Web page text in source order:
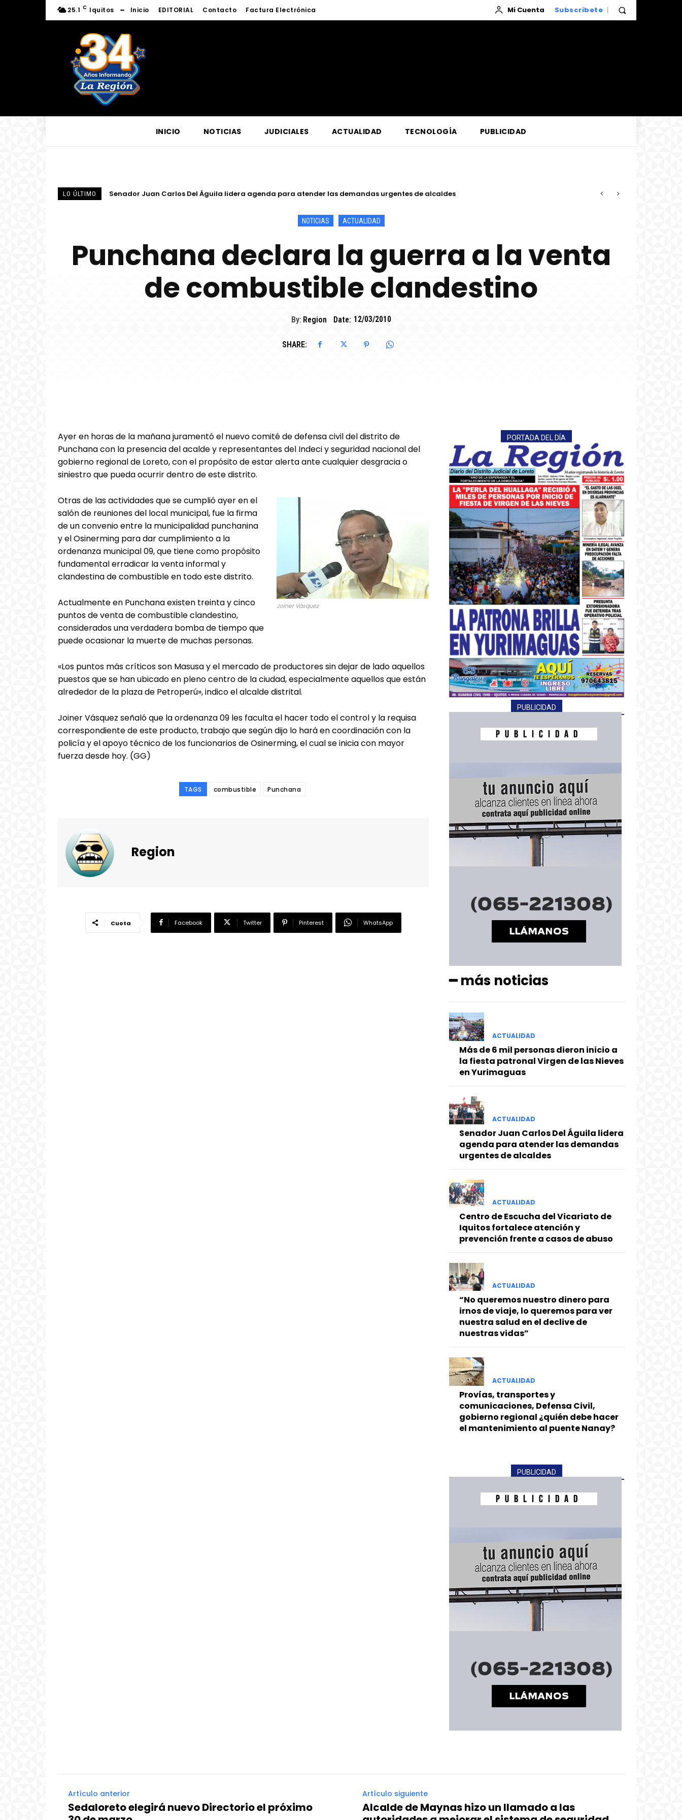
25.1 C Iquitos Inicio EDITORIAL Contacto Factura Electrónica Mi Cuenta Subscribete
INICIO NOTICIAS JUDICIALES ACTUALIDAD TECNOLOGÍA PUBLICIDAD
LO ÚLTIMO Senador Juan Carlos Del Águila lidera agenda para atender las demandas urgentes de alcaldes
Centro de Escucha del Vicariato de Iquitos fortalece atención y prevención frente a casos de abuso
NOTICIAS ACTUALIDAD
Punchana declara la guerra a la venta
de combustible clandestino
By: Region Date: 12/03/2010
SHARE:
Ayer en horas de la mañana juramentó el nuevo comité de defensa civil del distrito de
Punchana con la presencia del acalde y representantes del Indeci y seguridad nacional del
gobierno regional de Loreto, con el propósito de estar alerta ante cualquier desgracia o
siniestro que pueda ocurrir dentro de este distrito.
Joiner Vásquez
Otras de las actividades que se cumplió ayer en el
salón de reuniones del local municipal, fue la firma
de un convenio entre la municipalidad punchanina
y el Osinerming para dar cumplimiento a la
ordenanza municipal 09, que tiene como propósito
fundamental erradicar la venta informal y
clandestina de combustible en todo este distrito.
Actualmente en Punchana existen treinta y cinco
puntos de venta de combustible clandestino,
considerados una verdadera bomba de tiempo que
puede ocasionar la muerte de muchas personas.
«Los puntos más críticos son Masusa y el mercado de productores sin dejar de lado aquellos
puestos que se han ubicado en pleno centro de la ciudad, especialmente aquellos que están
alrededor de la plaza de Petroperú», indico el alcalde distrital.
Joiner Vásquez señaló que la ordenanza 09 les faculta el hacer todo el control y la requisa
correspondiente de este producto, trabajo que según dijo lo hará en coordinación con la
policía y el apoyo técnico de los funcionarios de Osinerming, el cual se inicia con mayor
fuerza desde hoy. (GG)
TAGS combustible Punchana
Region
Cuota Facebook Twitter Pinterest WhatsApp
PORTADA DEL DÍA
PUBLICIDAD
━ más noticias
ACTUALIDAD
Más de 6 mil personas dieron inicio a
la fiesta patronal Virgen de las Nieves
en Yurimaguas
ACTUALIDAD
Senador Juan Carlos Del Águila lidera
agenda para atender las demandas
urgentes de alcaldes
ACTUALIDAD
Centro de Escucha del Vicariato de
Iquitos fortalece atención y
prevención frente a casos de abuso
ACTUALIDAD
“No queremos nuestro dinero para
irnos de viaje, lo queremos para ver
nuestra salud en el declive de
nuestras vidas”
ACTUALIDAD
Provías, transportes y
comunicaciones, Defensa Civil,
gobierno regional ¿quién debe hacer
el mantenimiento al puente Nanay?
PUBLICIDAD
Artículo anterior
Sedaloreto elegirá nuevo Directorio el próximo
Artículo siguiente
Alcalde de Maynas hizo un llamado a las